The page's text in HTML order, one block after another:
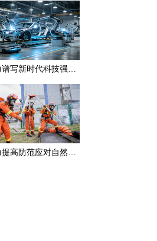
奋力谱写新时代科技强国新篇章
着力提高防范应对自然灾害能力